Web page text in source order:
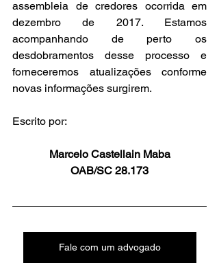
assembleia de credores ocorrida em
dezembro de 2017. Estamos
acompanhando de perto os
desdobramentos desse processo e
forneceremos atualizações conforme
novas informações surgirem.
Escrito por:
Marcelo Castellain Maba
OAB/SC 28.173
Fale com um advogado